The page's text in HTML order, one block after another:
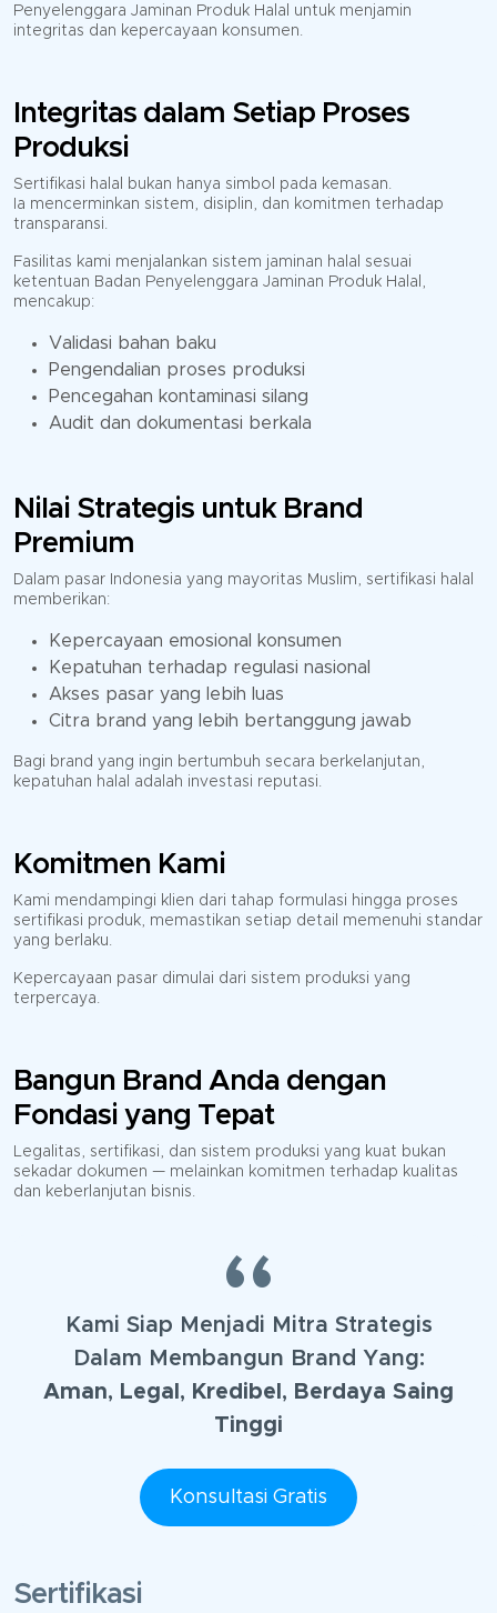
Penyelenggara Jaminan Produk Halal untuk menjamin
integritas dan kepercayaan konsumen.
Integritas dalam Setiap Proses
Produksi
Sertifikasi halal bukan hanya simbol pada kemasan.
Ia mencerminkan sistem, disiplin, dan komitmen terhadap
transparansi.
Fasilitas kami menjalankan sistem jaminan halal sesuai
ketentuan Badan Penyelenggara Jaminan Produk Halal,
mencakup:
Validasi bahan baku
Pengendalian proses produksi
Pencegahan kontaminasi silang
Audit dan dokumentasi berkala
Nilai Strategis untuk Brand
Premium
Dalam pasar Indonesia yang mayoritas Muslim, sertifikasi halal
memberikan:
Kepercayaan emosional konsumen
Kepatuhan terhadap regulasi nasional
Akses pasar yang lebih luas
Citra brand yang lebih bertanggung jawab
Bagi brand yang ingin bertumbuh secara berkelanjutan,
kepatuhan halal adalah investasi reputasi.
Komitmen Kami
Kami mendampingi klien dari tahap formulasi hingga proses
sertifikasi produk, memastikan setiap detail memenuhi standar
yang berlaku.
Kepercayaan pasar dimulai dari sistem produksi yang
terpercaya.
Bangun Brand Anda dengan
Fondasi yang Tepat
Legalitas, sertifikasi, dan sistem produksi yang kuat bukan
sekadar dokumen — melainkan komitmen terhadap kualitas
dan keberlanjutan bisnis.
Kami Siap Menjadi Mitra Strategis
Dalam Membangun Brand Yang:
Aman, Legal , Kredibel , Berdaya Saing
Tinggi
Konsultasi Gratis
Sertifikasi